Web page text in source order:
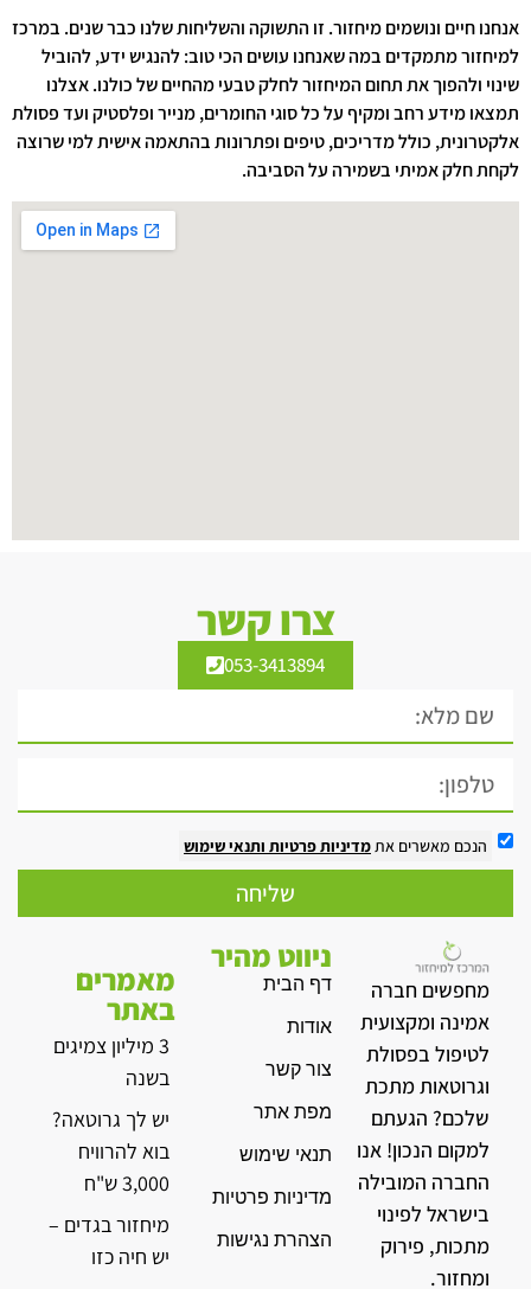
אנחנו חיים ונושמים מיחזור. זו התשוקה והשליחות שלנו כבר שנים. במרכז
למיחזור מתמקדים במה שאנחנו עושים הכי טוב: להנגיש ידע, להוביל
שינוי ולהפוך את תחום המיחזור לחלק טבעי מהחיים של כולנו. אצלנו
תמצאו מידע רחב ומקיף על כל סוגי החומרים, מנייר ופלסטיק ועד פסולת
אלקטרונית, כולל מדריכים, טיפים ופתרונות בהתאמה אישית למי שרוצה
לקחת חלק אמיתי בשמירה על הסביבה.
צרו קשר
053-3413894
הנכם מאשרים אתמדיניות פרטיות ותנאי שימוש
שליחה
מחפשים חברה
אמינה ומקצועית
לטיפול בפסולת
וגרוטאות מתכת
שלכם? הגעתם
למקום הנכון! אנו
החברה המובילה
בישראל לפינוי
מתכות, פירוק
ומחזור.
ניווט מהיר
דף הבית
אודות
צור קשר
מפת אתר
תנאי שימוש
מדיניות פרטיות
הצהרת נגישות
מאמרים
באתר
3 מיליון צמיגים
בשנה
יש לך גרוטאה?
בוא להרוויח
3,000 ש"ח
מיחזור בגדים –
יש חיה כזו